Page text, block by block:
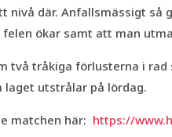
nivå där. Anfallsmässigt så
felen ökar samt att man
två tråkiga förlusterna i
laget utstrålar på lördag.
matchen här: https://